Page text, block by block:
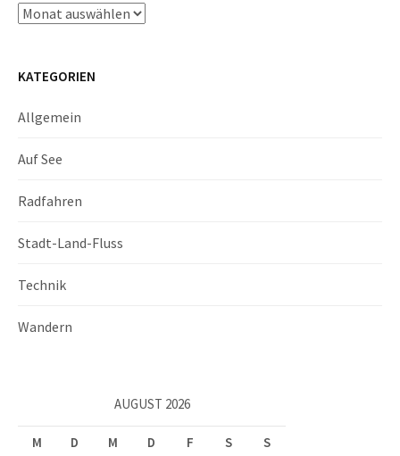
Archiv
KATEGORIEN
Allgemein
Auf See
Radfahren
Stadt-Land-Fluss
Technik
Wandern
AUGUST 2026
M D M D F S
S